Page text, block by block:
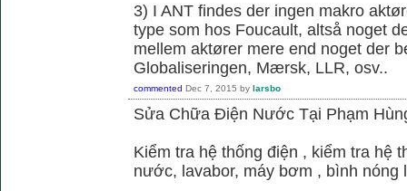
3) I ANT findes der ingen makro
type som hos Foucault, altså noget
mellem aktører mere end noget der
Globaliseringen, Mærsk, LLR, osv..
commented Dec 7, 2015 by larsbo
Sửa Chữa Điện Nước Tại Phạm
Kiểm tra hệ thống điện , kiểm tra hệ
nước, lavabor, máy bơm , bình nóng